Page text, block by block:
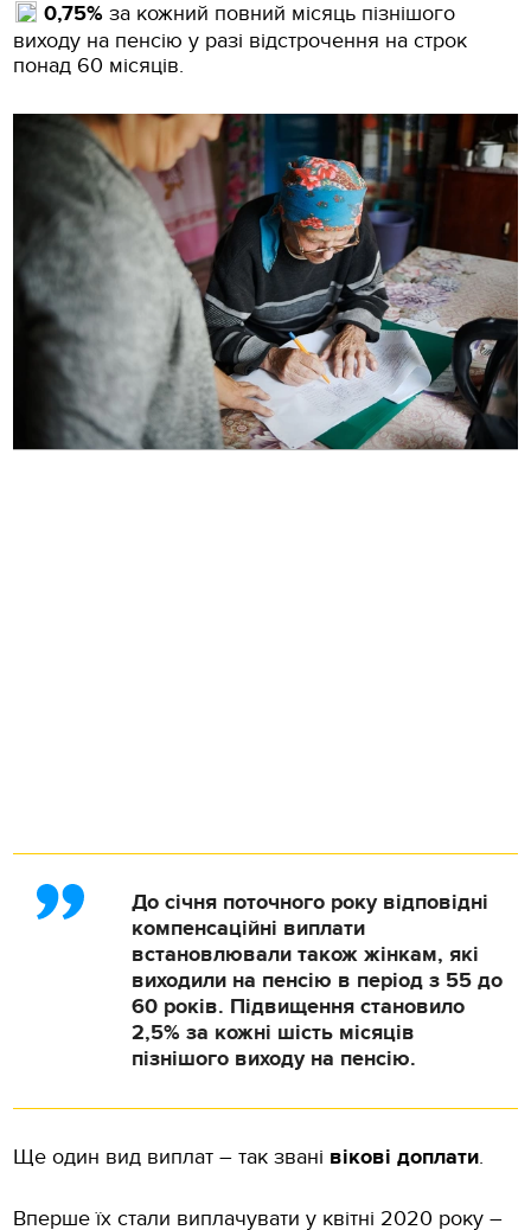
0,75% за кожний повний місяць пізнішого
виходу на пенсію у разі відстрочення на строк
понад 60 місяців.
До січня поточного року відповідні
компенсаційні виплати
встановлювали також жінкам, які
виходили на пенсію в період з 55 до
60 років. Підвищення становило
2,5% за кожні шість місяців
пізнішого виходу на пенсію.
Ще один вид виплат – так звані вікові доплати.
Вперше їх стали виплачувати у квітні 2020 року –